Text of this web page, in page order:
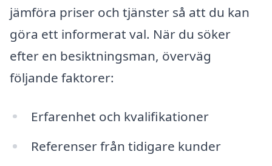
jämföra priser och tjänster så att du kan
göra ett informerat val. När du söker
efter en besiktningsman, överväg
följande faktorer:
Erfarenhet och kvalifikationer
Referenser från tidigare kunder